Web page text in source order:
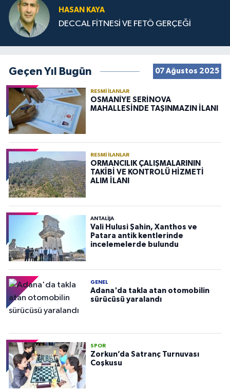
HASAN KAYA
DECCAL FİTNESİ VE FETÖ GERÇEĞİ
Geçen Yıl Bugün 07 Ağustos 2025
RESMI İLANLAR
OSMANİYE SERİNOVA
MAHALLESİNDE TAŞINMAZIN İLANI
RESMI İLANLAR
ORMANCILIK ÇALIŞMALARININ
TAKİBİ VE KONTROLÜ HİZMETİ
ALIM İLANI
ANTALIJA
Vali Hulusi Şahin, Xanthos ve
Patara antik kentlerinde
incelemelerde bulundu
GENEL
Adana'da takla atan otomobilin
sürücüsü yaralandı
SPOR
Zorkun’da Satranç Turnuvası
Coşkusu